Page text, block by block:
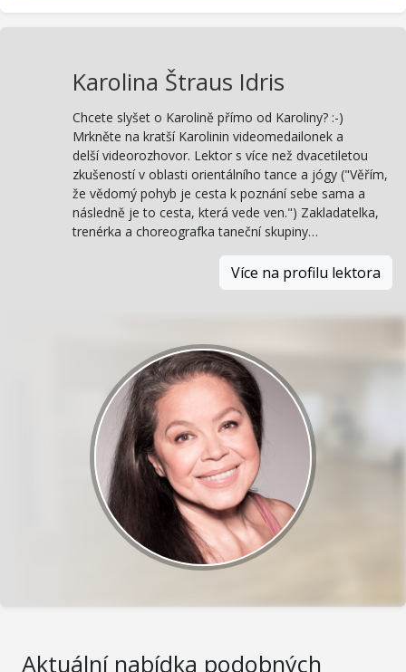
Karolina Štraus Idris
Chcete slyšet o Karolině přímo od Karoliny? :-)
Mrkněte na kratší Karolinin videomedailonek a
delší videorozhovor. Lektor s více než dvacetiletou
zkušeností v oblasti orientálního tance a jógy ("Věřím,
že vědomý pohyb je cesta k poznání sebe sama a
následně je to cesta, která vede ven.") Zakladatelka,
trenérka a choreografka taneční skupiny…
Více na profilu lektora
Aktuální nabídka podobných